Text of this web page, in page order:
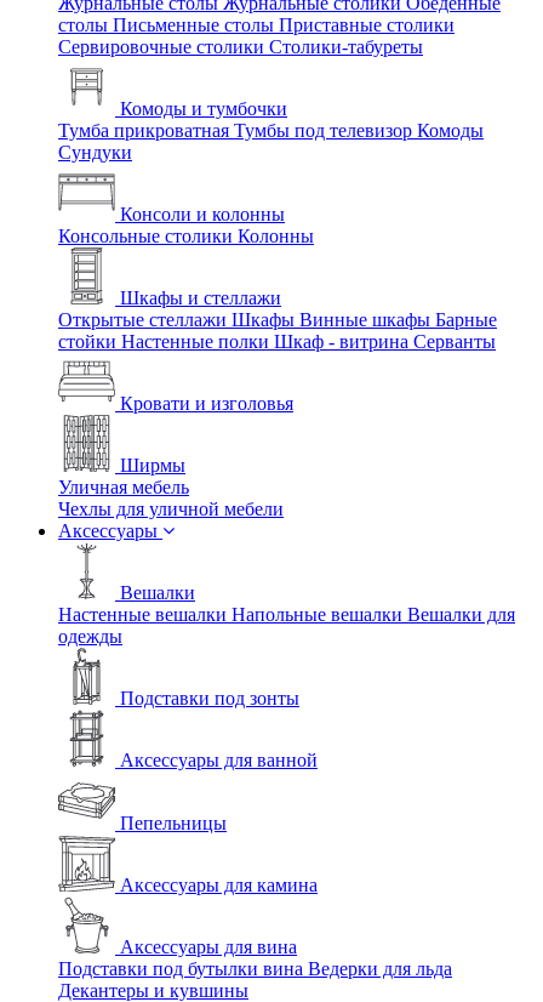
столы Письменные столы Приставные столики
Сервировочные столики Столики-табуреты
Комоды и тумбочки
Тумба прикроватная Тумбы под телевизор Комоды
Сундуки
Консоли и колонны
Консольные столики Колонны
Шкафы и стеллажи
Открытые стеллажи Шкафы Винные шкафы Барные
стойки Настенные полки Шкаф - витрина Серванты
Кровати и изголовья
Ширмы
Уличная мебель
Чехлы для уличной мебели
Аксессуары
Вешалки
Настенные вешалки Напольные вешалки Вешалки для
одежды
Подставки под зонты
Аксессуары для ванной
Пепельницы
Аксессуары для камина
Аксессуары для вина
Подставки под бутылки вина Ведерки для льда
Декантеры и кувшины